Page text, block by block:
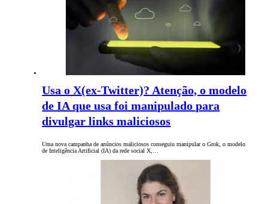
Usa o X(ex-Twitter)? Atenção, o modelo
de IA que usa foi manipulado para
divulgar links maliciosos
Uma nova campanha de anúncios maliciosos conseguiu manipular o Grok, o modelo
de Inteligência Artificial (IA) da rede social X,…